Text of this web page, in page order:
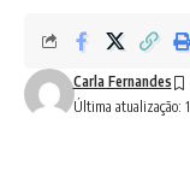
Última atualização:
Carla Fernandes